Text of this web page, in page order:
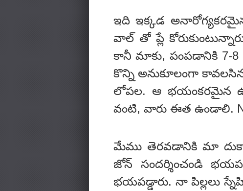
ఇది ఇక్కడ
వాల్ తో ప్లే
కానీ మాకు, పంపడానికి 7-
కొన్ని అనుకూలంగా
లోపల. ఆ భయంకరమైన
వంటి, వారు ఈత ఉండాలి.
మేము తెరవడానికి మా
జోన్ సందర్శించండి
భయపడ్డారు. నా పిల్లలు